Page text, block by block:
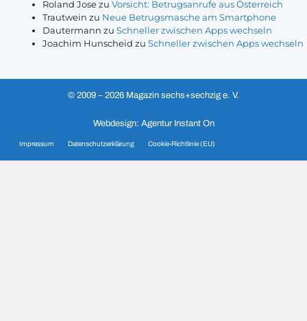
Roland JosezuVorsicht: Betrugsanrufe aus Österreich
Trautwein zu Neue Betrugsmasche am Smartphone
Dautermann zuSchneller zwischen Apps wechseln
Joachim Hunscheid zuSchneller zwischen Apps wechseln
© 2009 – 2026 Magazin sechs+sechzig e. V.
Webdesign: Agentur Instant On
Impressum Datenschutzerklärung Cookie-Richtlinie (EU)